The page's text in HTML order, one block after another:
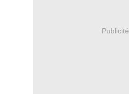
Publicité